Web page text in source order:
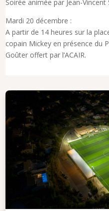
Soirée animée par Jean-Vincent
Mardi 20 décembre :
A partir de 14 heures sur la
copain Mickey en présence du
Goûter offert par l’ACAIR.